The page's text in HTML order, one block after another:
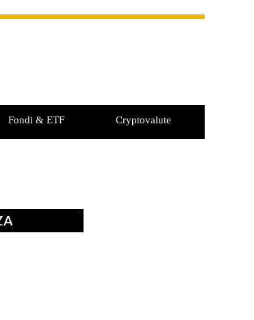
Fondi & ETF
Cryptovalute